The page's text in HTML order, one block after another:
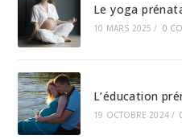
Le yoga
10 MARS 2025 / 0
L’éducation
19 OCTOBRE 2024 /